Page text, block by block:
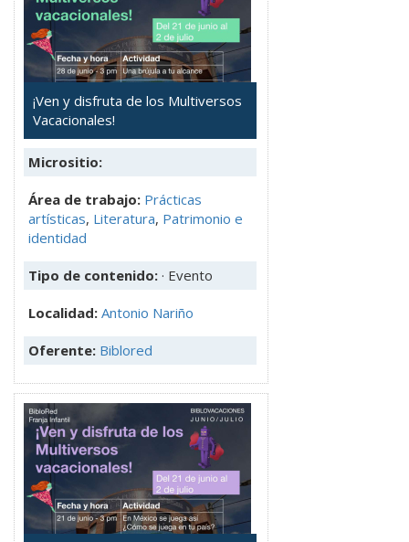
¡Ven y disfruta de los Multiversos
Vacacionales!
Micrositio:
Área de trabajo: Prácticas
artísticas, Literatura, Patrimonio e
identidad
Tipo de contenido: · Evento
Localidad: Antonio Nariño
Oferente: Biblored